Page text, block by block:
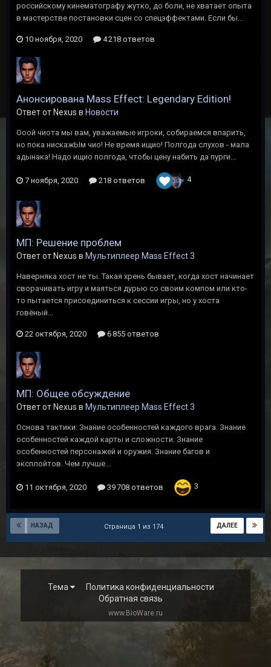
российскому кинематографу жутко, до боли, не хватает опыта
в мастерстве постановки сцен со спецэффектами. Если бы...
10 ноября, 2020 4 218 ответов
Анонсирована Mass Effect: Legendary Edition!
Ответ от Nexus в Новости
Ооой чиота мы вам, уважаемые игроки, собираемся впарить,
но пока нискажЫм чио! Не время ищио! Полгода слухов - мала
адынака! Надо ищио полгода, чтобы цену набить да пурги...
7 ноября, 2020 218 ответов 4
МП: Решение проблем
Ответ от Nexus в Мультиплеер Mass Effect 3
Наверняка хост не ты. Такая хрень бывает, когда хост начинает
сворачивать игру и маяться дурью со своим компом или кто-
то пытается присоединиться к сессии игры, но у хоста
говёный...
22 октября, 2020 6 855 ответов
МП: Общее обсуждение
Ответ от Nexus в Мультиплеер Mass Effect 3
Основа тактики: Знание особенностей каждого врага. Знание
особенностей каждой карты и сложности. Знание
особенностей персонажей и оружия. Знание багов и
эксплойтов. Чем лучше...
11 октября, 2020 39 708 ответов 3
НАЗАД ДАЛЕЕ
Страница 1 из 174
Тема
Политика конфиденциальности
Обратная связь
www.BioWare.ru